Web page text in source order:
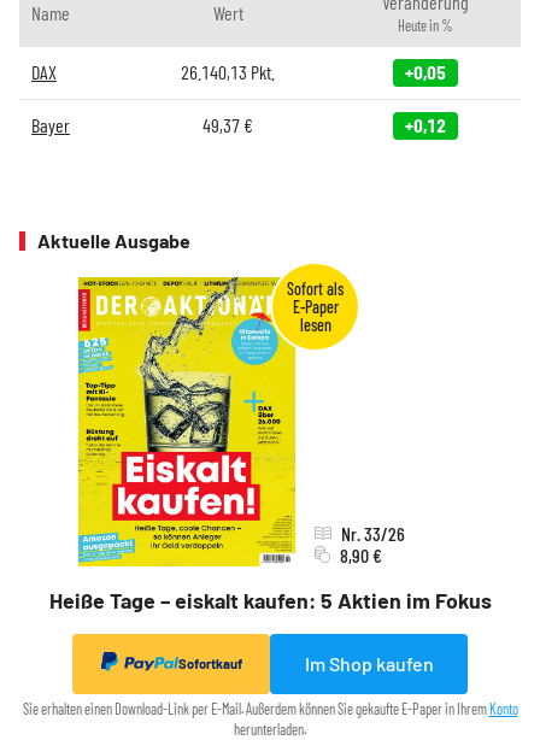
Name Wert
Heute in %
DAX 26.140,13 Pkt. +0,05
Bayer 49,37 € +0,12
Aktuelle Ausgabe
Heiße Tage – eiskalt kaufen: 5 Aktien im Fokus
Nr. 33/26
8,90 €
Sofortkauf Im Shop kaufen
Sie erhalten einen Download-Link per E-Mail. Außerdem können Sie gekaufte E-Paper in Ihrem Konto
herunterladen.